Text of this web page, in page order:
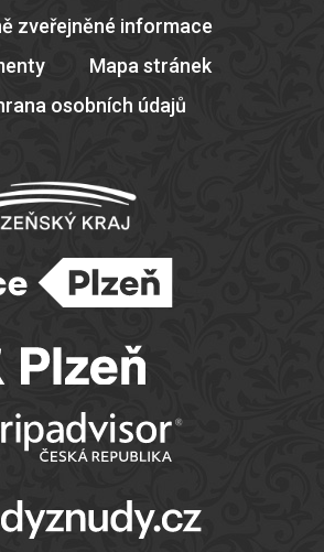
zveřejněné informace
Mapa stránek
osobních údajů